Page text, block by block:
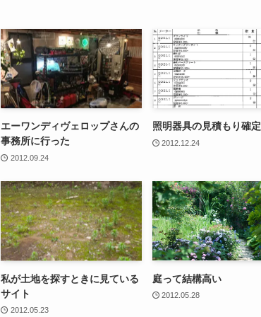
エーワンディヴェロップさんの
事務所に行った
2012.09.24
照明器具の見積もり確定
2012.12.24
私が土地を探すときに見ている
サイト
2012.05.23
庭って結構高い
2012.05.28